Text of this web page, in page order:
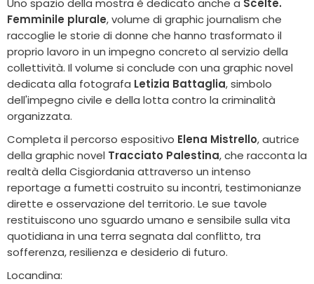
Uno spazio della mostra è dedicato anche a Scelte.
Femminile plurale, volume di graphic journalism che
raccoglie le storie di donne che hanno trasformato il
proprio lavoro in un impegno concreto al servizio della
collettività. Il volume si conclude con una graphic novel
dedicata alla fotografa Letizia Battaglia, simbolo
dell'impegno civile e della lotta contro la criminalità
organizzata.
Completa il percorso espositivo Elena Mistrello, autrice
della graphic novel Tracciato Palestina, che racconta la
realtà della Cisgiordania attraverso un intenso
reportage a fumetti costruito su incontri, testimonianze
dirette e osservazione del territorio. Le sue tavole
restituiscono uno sguardo umano e sensibile sulla vita
quotidiana in una terra segnata dal conflitto, tra
sofferenza, resilienza e desiderio di futuro.
Locandina: